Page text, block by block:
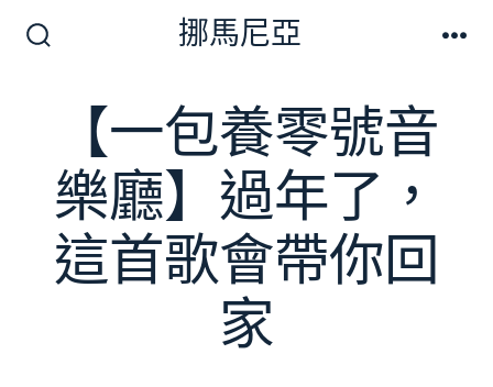
關
挪馬尼亞
【一包養零號音
樂廳】​過年了，
這首歌會帶你回
家